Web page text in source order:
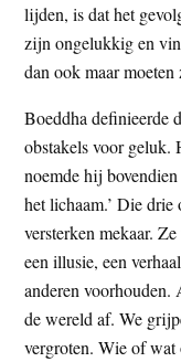
lijden, is dat het
zijn ongelukkig en
dan ook maar moeten
Boeddha definieerde
obstakels voor geluk.
noemde hij
het lichaam.’ Die drie
versterken mekaar.
een illusie, een
anderen voorhouden.
de wereld af. We
vergroten. Wie of